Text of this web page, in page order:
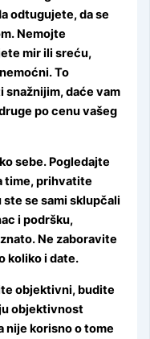
odtugujete, da se
Nemojte
mir ili sreću,
To
daće vam
po cenu vašeg
sebe. Pogledajte
time, prihvatite
se sami sklupčali
i podršku,
Ne zaboravite
koliko i date.
objektivni, budite
objektivnost
nije korisno o tome